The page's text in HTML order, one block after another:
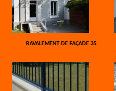
RAVALEMENT DE FAÇADE 35